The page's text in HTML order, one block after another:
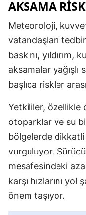
AKSAMA
Meteoroloji,
vatandaşları
baskını, yıldırım,
aksamalar
başlıca riskler
Yetkililer, özellikle
otoparklar ve su
bölgelerde dikkatli
vurguluyor.
mesafesindeki
karşı hızlarını yol
önem taşıyor.